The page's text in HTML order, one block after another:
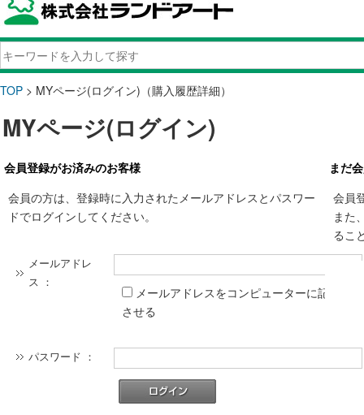
TOP > MYページ(ログイン)（購入履歴詳細）
MYページ(ログイン)
会員登録がお済みのお客様
会員の方は、登録時に入力されたメールアドレスとパスワー
ドでログインしてください。
メールアドレ
ス ：
メールアドレスをコンピューターに記憶
させる
パスワード ：
まだ
会員
また
るこ